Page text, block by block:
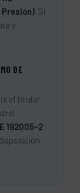
Presión). Si
y
DE
ni el titular
192005-2